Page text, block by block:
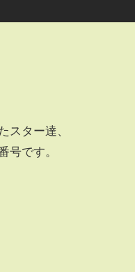
スター達、
号です。